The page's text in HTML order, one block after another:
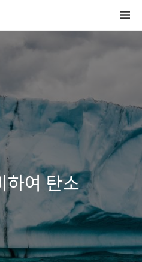
하여 탄소